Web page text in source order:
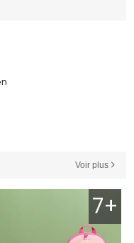
Voir plus
7+